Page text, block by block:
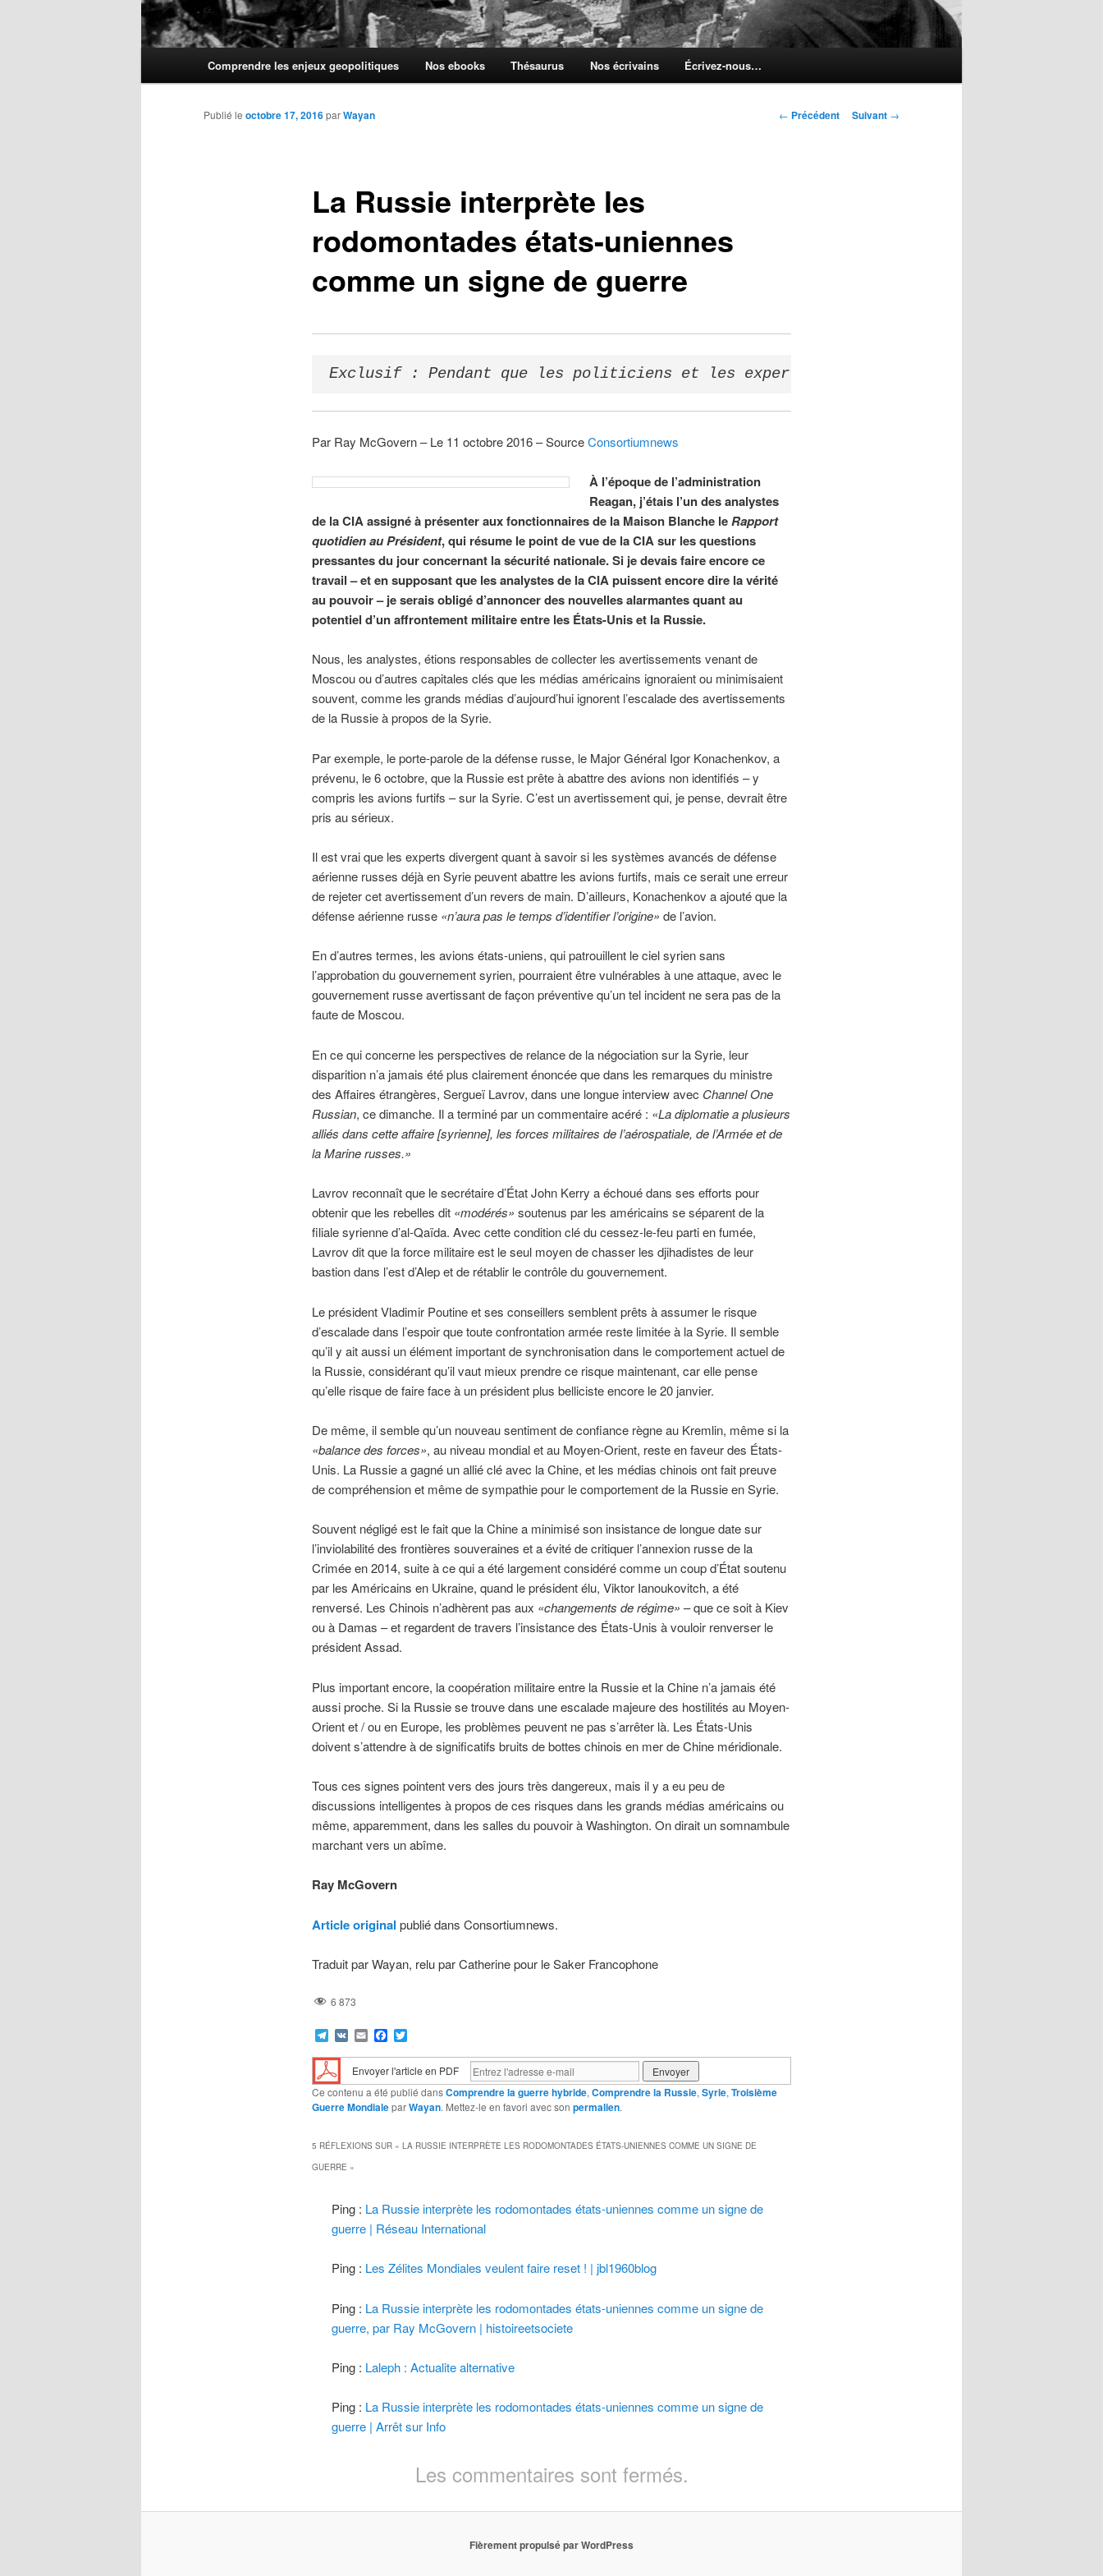
Comprendre les enjeux geopolitiques Nos ebooks Thésaurus Nos écrivains Écrivez-nous…
Navigation
← Précédent Suivant →
La Russie interprète les
rodomontades états-uniennes
comme un signe de guerre
Publié le octobre 17, 2016parWayan
Exclusif : Pendant que les politiciens et les experts américains prennent plaisir à
Par Ray McGovern – Le 11 octobre 2016 – SourceConsortiumnews
À l’époque de l’administration
Reagan, j’étais l’un des analystes
de la CIA assigné à présenter aux fonctionnaires de la Maison Blanche leRapport
quotidien au Président, qui résume le point de vue de la CIA sur les questions
pressantes du jour concernant la sécurité nationale. Si je devais faire encore ce
travail – et en supposant que les analystes de la CIA puissent encore dire la vérité
au pouvoir – je serais obligé d’annoncer des nouvelles alarmantes quant au
potentiel d’un affrontement militaire entre les États-Unis et la Russie.
Nous, les analystes, étions responsables de collecter les avertissements venant de
Moscou ou d’autres capitales clés que les médias américains ignoraient ou minimisaient
souvent, comme les grands médias d’aujourd’hui ignorent l’escalade des avertissements
de la Russie à propos de la Syrie.
Par exemple, le porte-parole de la défense russe, le Major Général Igor Konachenkov, a
prévenu, le 6 octobre, que la Russie est prête à abattre des avions non identifiés – y
compris les avions furtifs – sur la Syrie. C’est un avertissement qui, je pense, devrait être
pris au sérieux.
Il est vrai que les experts divergent quant à savoir si les systèmes avancés de défense
aérienne russes déjà en Syrie peuvent abattre les avions furtifs, mais ce serait une erreur
de rejeter cet avertissement d’un revers de main. D’ailleurs, Konachenkov a ajouté que la
défense aérienne russe «n’aura pas le temps d’identifier l’origine» de l’avion.
En d’autres termes, les avions états-uniens, qui patrouillent le ciel syrien sans
l’approbation du gouvernement syrien, pourraient être vulnérables à une attaque, avec le
gouvernement russe avertissant de façon préventive qu’un tel incident ne sera pas de la
faute de Moscou.
En ce qui concerne les perspectives de relance de la négociation sur la Syrie, leur
disparition n’a jamais été plus clairement énoncée que dans les remarques du ministre
des Affaires étrangères, Sergueï Lavrov, dans une longue interview avec Channel One
Russian, ce dimanche. Il a terminé par un commentaire acéré : «La diplomatie a plusieurs
alliés dans cette affaire [syrienne], les forces militaires de l’aérospatiale, de l’Armée et de
la Marine russes.»
Lavrov reconnaît que le secrétaire d’État John Kerry a échoué dans ses efforts pour
obtenir que les rebelles dit «modérés» soutenus par les américains se séparent de la
filiale syrienne d’al-Qaïda. Avec cette condition clé du cessez-le-feu parti en fumée,
Lavrov dit que la force militaire est le seul moyen de chasser les djihadistes de leur
bastion dans l’est d’Alep et de rétablir le contrôle du gouvernement.
Le président Vladimir Poutine et ses conseillers semblent prêts à assumer le risque
d’escalade dans l’espoir que toute confrontation armée reste limitée à la Syrie. Il semble
qu’il y ait aussi un élément important de synchronisation dans le comportement actuel de
la Russie, considérant qu’il vaut mieux prendre ce risque maintenant, car elle pense
qu’elle risque de faire face à un président plus belliciste encore le 20 janvier.
De même, il semble qu’un nouveau sentiment de confiance règne au Kremlin, même si la
«balance des forces», au niveau mondial et au Moyen-Orient, reste en faveur des États-
Unis. La Russie a gagné un allié clé avec la Chine, et les médias chinois ont fait preuve
de compréhension et même de sympathie pour le comportement de la Russie en Syrie.
Souvent négligé est le fait que la Chine a minimisé son insistance de longue date sur
l’inviolabilité des frontières souveraines et a évité de critiquer l’annexion russe de la
Crimée en 2014, suite à ce qui a été largement considéré comme un coup d’État soutenu
par les Américains en Ukraine, quand le président élu, Viktor Ianoukovitch, a été
renversé. Les Chinois n’adhèrent pas aux «changements de régime» – que ce soit à Kiev
ou à Damas – et regardent de travers l’insistance des États-Unis à vouloir renverser le
président Assad.
Plus important encore, la coopération militaire entre la Russie et la Chine n’a jamais été
aussi proche. Si la Russie se trouve dans une escalade majeure des hostilités au Moyen-
Orient et / ou en Europe, les problèmes peuvent ne pas s’arrêter là. Les États-Unis
doivent s’attendre à de significatifs bruits de bottes chinois en mer de Chine méridionale.
Tous ces signes pointent vers des jours très dangereux, mais il y a eu peu de
discussions intelligentes à propos de ces risques dans les grands médias américains ou
même, apparemment, dans les salles du pouvoir à Washington. On dirait un somnambule
marchant vers un abîme.
Ray McGovern
Article original publié dans Consortiumnews.
Traduit par Wayan, relu par Catherine pour le Saker Francophone
6 873
Telegram
VKEmailFacebook
Twitter
Envoyer l'article en PDF
Ce contenu a été publié dansComprendre la guerre hybride,Comprendre la Russie,Syrie,Troisième
Guerre MondialeparWayan. Mettez-le en favori avec son permalien.
5 RÉFLEXIONS SUR « LA RUSSIE INTERPRÈTE LES RODOMONTADES ÉTATS-UNIENNES COMME UN SIGNE DE
GUERRE »
Ping : La Russie interprète les rodomontades états-uniennes comme un signe de
guerre | Réseau International
Ping : Les Zélites Mondiales veulent faire reset ! | jbl1960blog
Ping : La Russie interprète les rodomontades états-uniennes comme un signe de
guerre, par Ray McGovern | histoireetsociete
Ping : Laleph : Actualite alternative
Ping : La Russie interprète les rodomontades états-uniennes comme un signe de
guerre | Arrêt sur Info
Les commentaires sont fermés.
Fièrement propulsé par WordPress